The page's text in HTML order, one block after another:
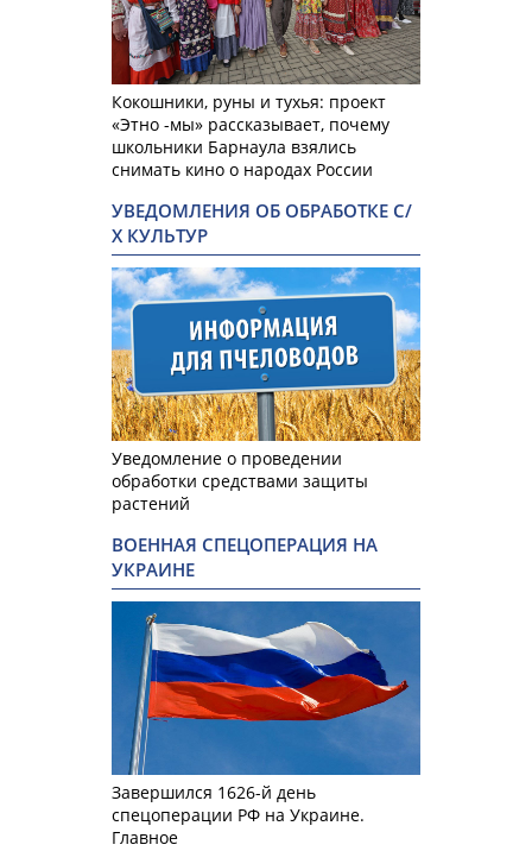
Кокошники, руны и тухья: проект
«Этно -мы» рассказывает, почему
школьники Барнаула взялись
снимать кино о народах России
УВЕДОМЛЕНИЯ ОБ ОБРАБОТКЕ С/
Х КУЛЬТУР
Уведомление о проведении
обработки средствами защиты
растений
ВОЕННАЯ СПЕЦОПЕРАЦИЯ НА
УКРАИНЕ
Завершился 1626-й день
спецоперации РФ на Украине.
Главное